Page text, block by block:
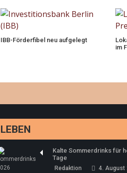
IBB-Förderfibel neu aufgelegt
im
LEBEN
Kalte Sommerdrinks für
Tage
Redaktion 4. August